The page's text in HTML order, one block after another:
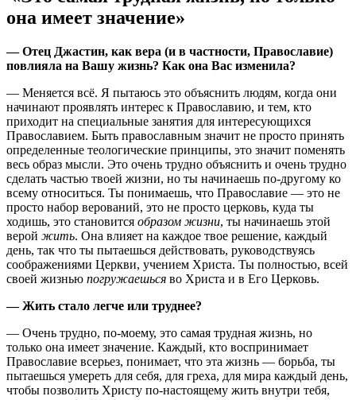
она имеет значение»
— Отец Джастин, как вера (и в частности, Православие)
повлияла на Вашу жизнь? Как она Вас изменила?
— Меняется всё. Я пытаюсь это объяснить людям, когда они
начинают проявлять интерес к Православию, и тем, кто
приходит на специальные занятия для интересующихся
Православием. Быть православным значит не просто принять
определенные теологические принципы, это значит поменять
весь образ мысли. Это очень трудно объяснить и очень трудно
сделать частью твоей жизни, но ты начинаешь по-другому ко
всему относиться. Ты понимаешь, что Православие — это не
просто набор верований, это не просто церковь, куда ты
ходишь, это становится образом жизни, ты начинаешь этой
верой жить. Она влияет на каждое твое решение, каждый
день, так что ты пытаешься действовать, руководствуясь
соображениями Церкви, учением Христа. Ты полностью, всей
своей жизнью погружаешься во Христа и в Его Церковь.
— Жить стало легче или труднее?
— Очень трудно, по-моему, это самая трудная жизнь, но
только она имеет значение. Каждый, кто воспринимает
Православие всерьез, понимает, что эта жизнь — борьба, ты
пытаешься умереть для себя, для греха, для мира каждый день,
чтобы позволить Христу по-настоящему жить внутри тебя,